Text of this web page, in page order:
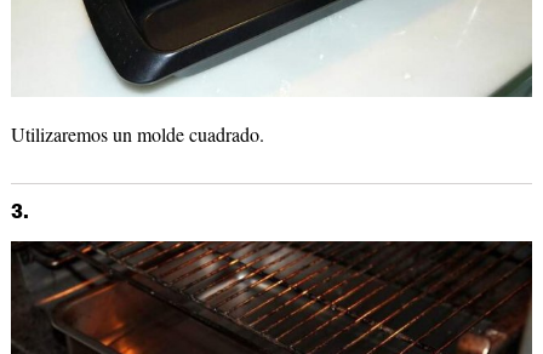
Utilizaremos un molde cuadrado.
3.